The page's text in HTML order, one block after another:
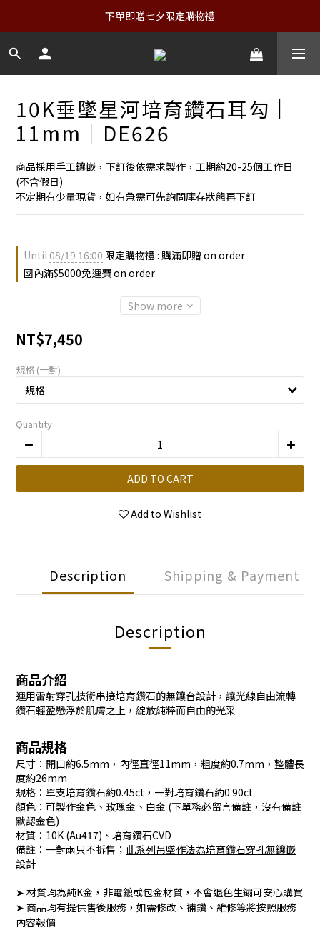
下單即贈七夕限定購物禮
10K垂墜星河培育鑽石耳勾｜
11mm｜DE626
商品採用手工鑲嵌，下訂後依需求製作，工期約20-25個工作日
(不含假日)
不定期有少量現貨，如有急需可先詢問庫存狀態再下訂
Until08/19 16:00 限定購物禮 : 購滿即贈 on order
國內滿$5000免運費 on order
Show more
NT$7,450
規格 (一對)
Quantity
ADD TO CART
Add to Wishlist
Description Shipping & Payment
Description
商品介紹
運用雷射穿孔技術串接培育鑽石的無鑲台設計，讓光線自由流轉
鑽石輕盈懸浮於肌膚之上，綻放純粹而自由的光采
商品規格
尺寸：開口約6.5mm，內徑直徑11mm，粗度約0.7mm，整體長
度約26mm
規格：單支培育鑽石約0.45ct，一對培育鑽石約0.90ct
顏色：可製作金色、玫瑰金、白金 (下單務必留言備註，沒有備註
默認金色)
材質：10K (Au417)、培育鑽石CVD
備註：一對兩只不拆售； 此系列吊墜作法為培育鑽石穿孔無鑲嵌
設計
➤ 材質均為純K金，非電鍍或包金材質，不會退色生鏽可安心購買
➤ 商品均有提供售後服務，如需修改、補鑽、維修等將按照服務
內容報價